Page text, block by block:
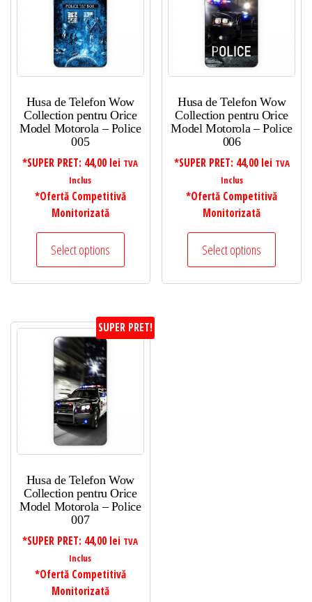
Husa de Telefon Wow
Collection pentru Orice
Model Motorola – Police
005
*SUPER PRET: 44,00 lei TVA
Inclus
*Ofertă Competitivă
Monitorizată
Select options
Husa de Telefon Wow
Collection pentru Orice
Model Motorola – Police
006
*SUPER PRET: 44,00 lei TVA
Inclus
*Ofertă Competitivă
Monitorizată
Select options
SUPER PRET!
Husa de Telefon Wow
Collection pentru Orice
Model Motorola – Police
007
*SUPER PRET: 44,00 lei TVA
Inclus
*Ofertă Competitivă
Monitorizată